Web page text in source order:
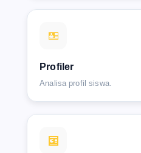
Profiler
Analisa profil siswa.